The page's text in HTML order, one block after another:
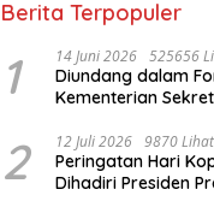
Berita Terpopuler
1 14 Juni 2026 525656
Diundang dalam
Kementerian
Indonesia
2 12 Juli 2026 9870 Lihat
Peringatan Hari
Dihadiri Presiden